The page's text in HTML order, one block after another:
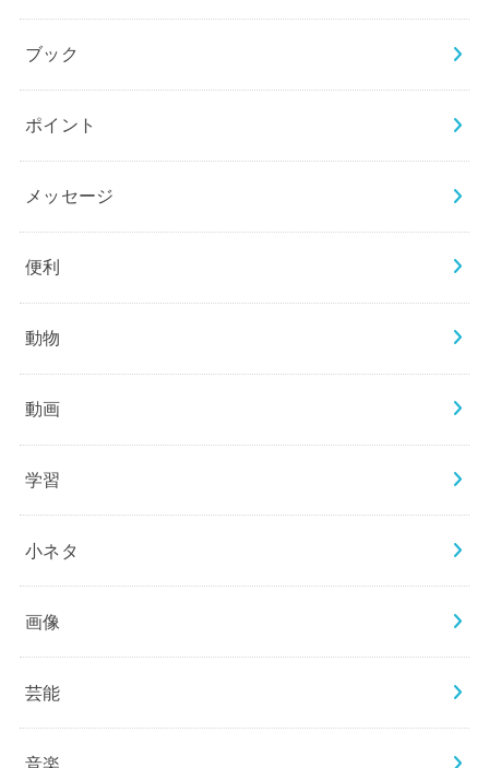
ブック
ポイント
メッセージ
便利
動物
動画
学習
小ネタ
画像
芸能
音楽